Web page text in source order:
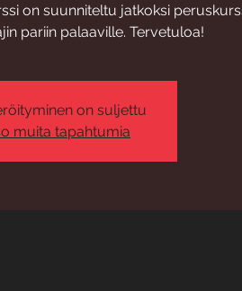
on suunniteltu jatkoksi
pariin palaaville. Tervetuloa!
on suljettu
muita tapahtumia